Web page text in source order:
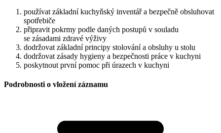
používat základní kuchyňský inventář a bezpečně obsluhovat
spotřebiče
připravit pokrmy podle daných postupů v souladu
se zásadami zdravé výživy
dodržovat základní principy stolování a obsluhy u stolu
dodržovat zásady hygieny a bezpečnosti práce v kuchyni
poskytnout první pomoc při úrazech v kuchyni
Podrobnosti o vložení záznamu